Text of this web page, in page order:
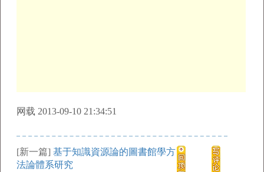
网载 2013-09-10 21:34:51
[新一篇] 基于知識資源論的圖書館學方
法論體系研究